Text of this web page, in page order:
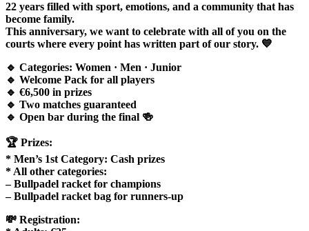
22 years filled with sport, emotions, and a community that has
become family.
This anniversary, we want to celebrate with all of you on the
courts where every point has written part of our story. 💙
🔹 Categories: Women · Men · Junior
🔹 Welcome Pack for all players
🔹 €6,500 in prizes
🔹 Two matches guaranteed
🔹 Open bar during the final 🍻
🏆 Prizes:
* Men’s 1st Category: Cash prizes
* All other categories:
– Bullpadel racket for champions
– Bullpadel racket bag for runners-up
💸 Registration: